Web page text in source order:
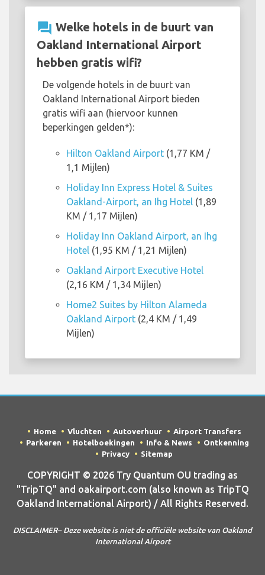
question_answer Welke hotels in de buurt van
Oakland International Airport
hebben gratis wifi?
De volgende hotels in de buurt van
Oakland International Airport bieden
gratis wifi aan (hiervoor kunnen
beperkingen gelden*):
Hilton Oakland Airport (1,77 KM /
1,1 Mijlen)
Holiday Inn Express Hotel & Suites
Oakland-Airport, an Ihg Hotel (1,89
KM / 1,17 Mijlen)
Holiday Inn Oakland Airport, an Ihg
Hotel (1,95 KM / 1,21 Mijlen)
Oakland Airport Executive Hotel
(2,16 KM / 1,34 Mijlen)
Home2 Suites by Hilton Alameda
Oakland Airport (2,4 KM / 1,49
Mijlen)
Home Vluchten Autoverhuur
Airport Transfers
Parkeren
Hotelboekingen Info & News
Ontkenning
Privacy
Sitemap
COPYRIGHT © 2026 Try Quantum OU trading as
"TripTQ" and oakairport.com (also known as TripTQ
Oakland International Airport) / All Rights Reserved.
DISCLAIMER– Deze website is niet de officiële website van Oakland
International Airport